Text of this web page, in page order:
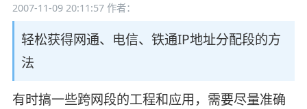
2007-11-09 20:11:57作者：
轻松获得网通、电信、铁通IP地址分配段的方
法
有时搞一些跨网段的工程和应用，需要尽量准确